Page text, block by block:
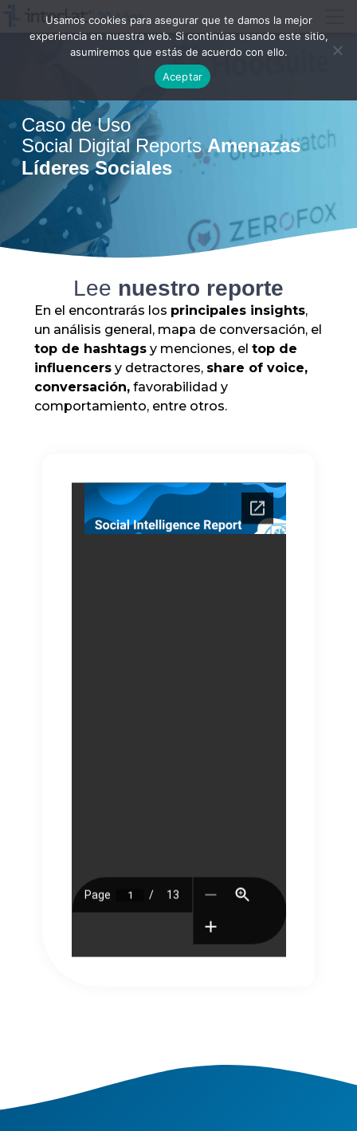
Caso de Uso
Social Digital ReportsAmenazas
Líderes Sociales
Lee nuestro reporte
En el encontrarás los principales insights,
un análisis general, mapa de conversación, el
top de hashtagsy menciones, el top de
influencersy detractores, share of voice,
conversación,favorabilidad y
comportamiento, entre otros.
Usamos cookies para asegurar que te damos la mejor
experiencia en nuestra web. Si continúas usando este sitio,
asumiremos que estás de acuerdo con ello.
Aceptar